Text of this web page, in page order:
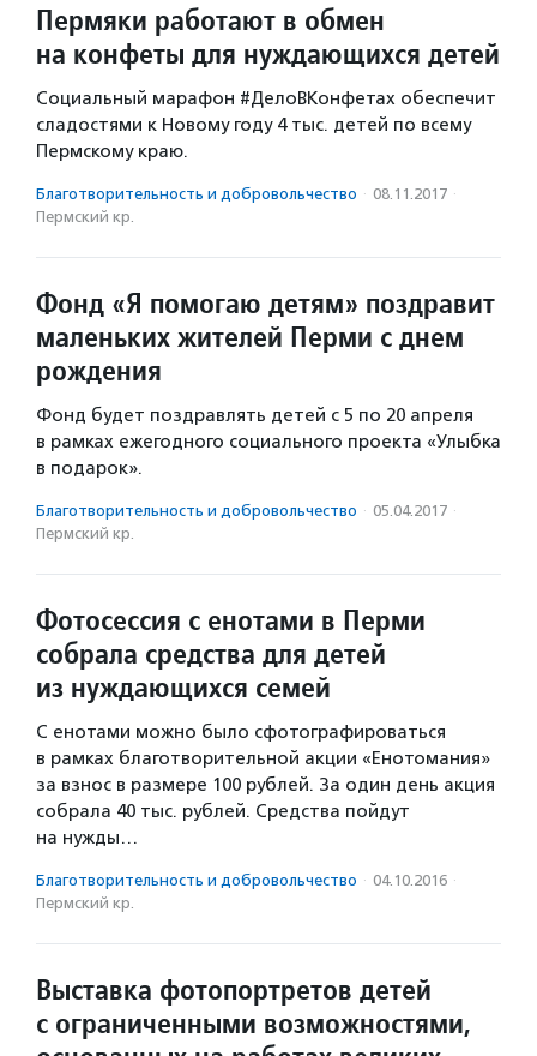
Пермяки работают в обмен
на конфеты для нуждающихся детей
Социальный марафон #ДелоВКонфетах обеспечит
сладостями к Новому году 4 тыс. детей по всему
Пермскому краю.
Благотвори­тель­ность и доброволь­чест­во · 08.11.2017 ·
Пермский кр.
Фонд «Я помогаю детям» поздравит
маленьких жителей Перми с днем
рождения
Фонд будет поздравлять детей с 5 по 20 апреля
в рамках ежегодного социального проекта «Улыбка
в подарок».
Благотвори­тель­ность и доброволь­чест­во · 05.04.2017 ·
Пермский кр.
Фотосессия с енотами в Перми
собрала средства для детей
из нуждающихся семей
С енотами можно было сфотографироваться
в рамках благотворительной акции «Енотомания»
за взнос в размере 100 рублей. За один день акция
собрала 40 тыс. рублей. Средства пойдут
на нужды…
Благотвори­тель­ность и доброволь­чест­во · 04.10.2016 ·
Пермский кр.
Выставка фотопортретов детей
с ограниченными возможностями,